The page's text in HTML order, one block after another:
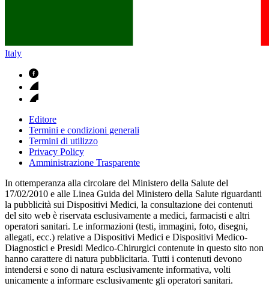
Italy
Editore
Termini e condizioni generali
Termini di utilizzo
Privacy Policy
Amministrazione Trasparente
In ottemperanza alla circolare del Ministero della Salute del
17/02/2010 e alle Linea Guida del Ministero della Salute riguardanti
la pubblicità sui Dispositivi Medici, la consultazione dei contenuti
del sito web è riservata esclusivamente a medici, farmacisti e altri
operatori sanitari. Le informazioni (testi, immagini, foto, disegni,
allegati, ecc.) relative a Dispositivi Medici e Dispositivi Medico-
Diagnostici e Presidi Medico-Chirurgici contenute in questo sito non
hanno carattere di natura pubblicitaria. Tutti i contenuti devono
intendersi e sono di natura esclusivamente informativa, volti
unicamente a informare esclusivamente gli operatori sanitari.